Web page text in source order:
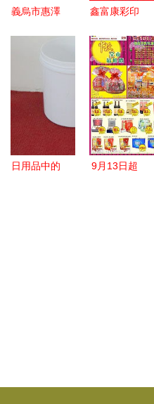
義烏市惠澤
(chǎn)品精
選 從實
(shí)用到裝
(yīng)俱全
鑫富康彩印
解決方案，
賦能多元產
(chǎn)品價
(jià)值
日用品中的
9月13日超